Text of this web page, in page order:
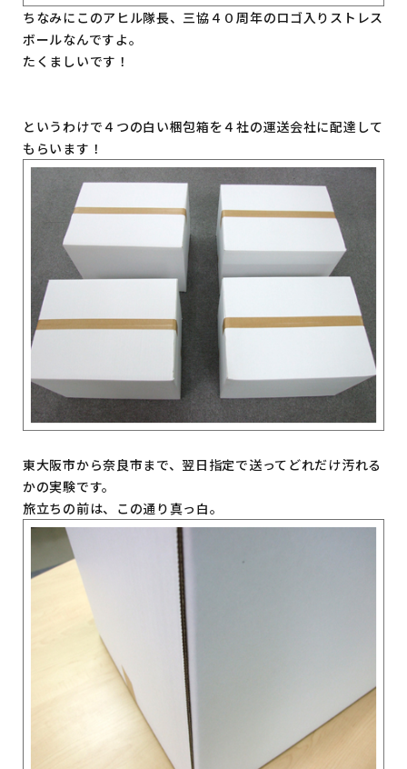
ちなみにこのアヒル隊長、三協４０周年のロゴ入りストレス
ボールなんですよ。
たくましいです！
というわけで４つの白い梱包箱を４社の運送会社に配達して
もらいます！
東大阪市から奈良市まで、翌日指定で送ってどれだけ汚れる
かの実験です。
旅立ちの前は、この通り真っ白。